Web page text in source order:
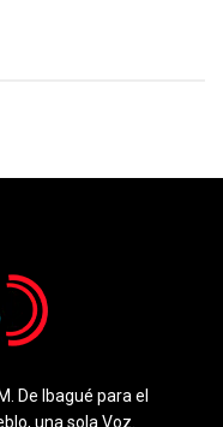
De Ibagué para el
una sola Voz.